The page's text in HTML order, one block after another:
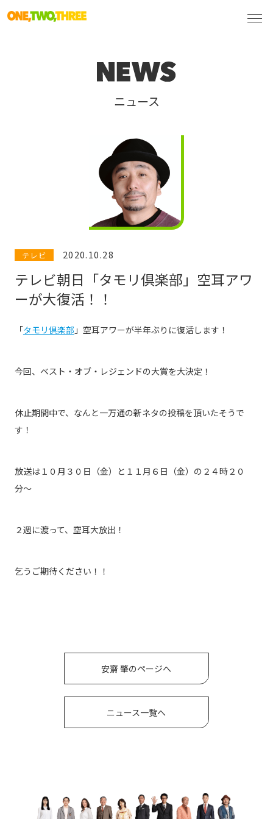
ニュース
テレビ 2020.10.28
テレビ朝日「タモリ倶楽部」空耳アワ
ーが大復活！！
「タモリ倶楽部 」空耳アワーが半年ぶりに復活します！
今回、ベスト・オブ・レジェンドの大賞を大決定！
休止期間中で、なんと一万通の新ネタの投稿を頂いたそうで
す！
放送は１０月３０日（金）と１１月６日（金）の２４時２０
分〜
２週に渡って、空耳大放出！
乞うご期待ください！！
安齋 肇のページへ
ニュース一覧へ